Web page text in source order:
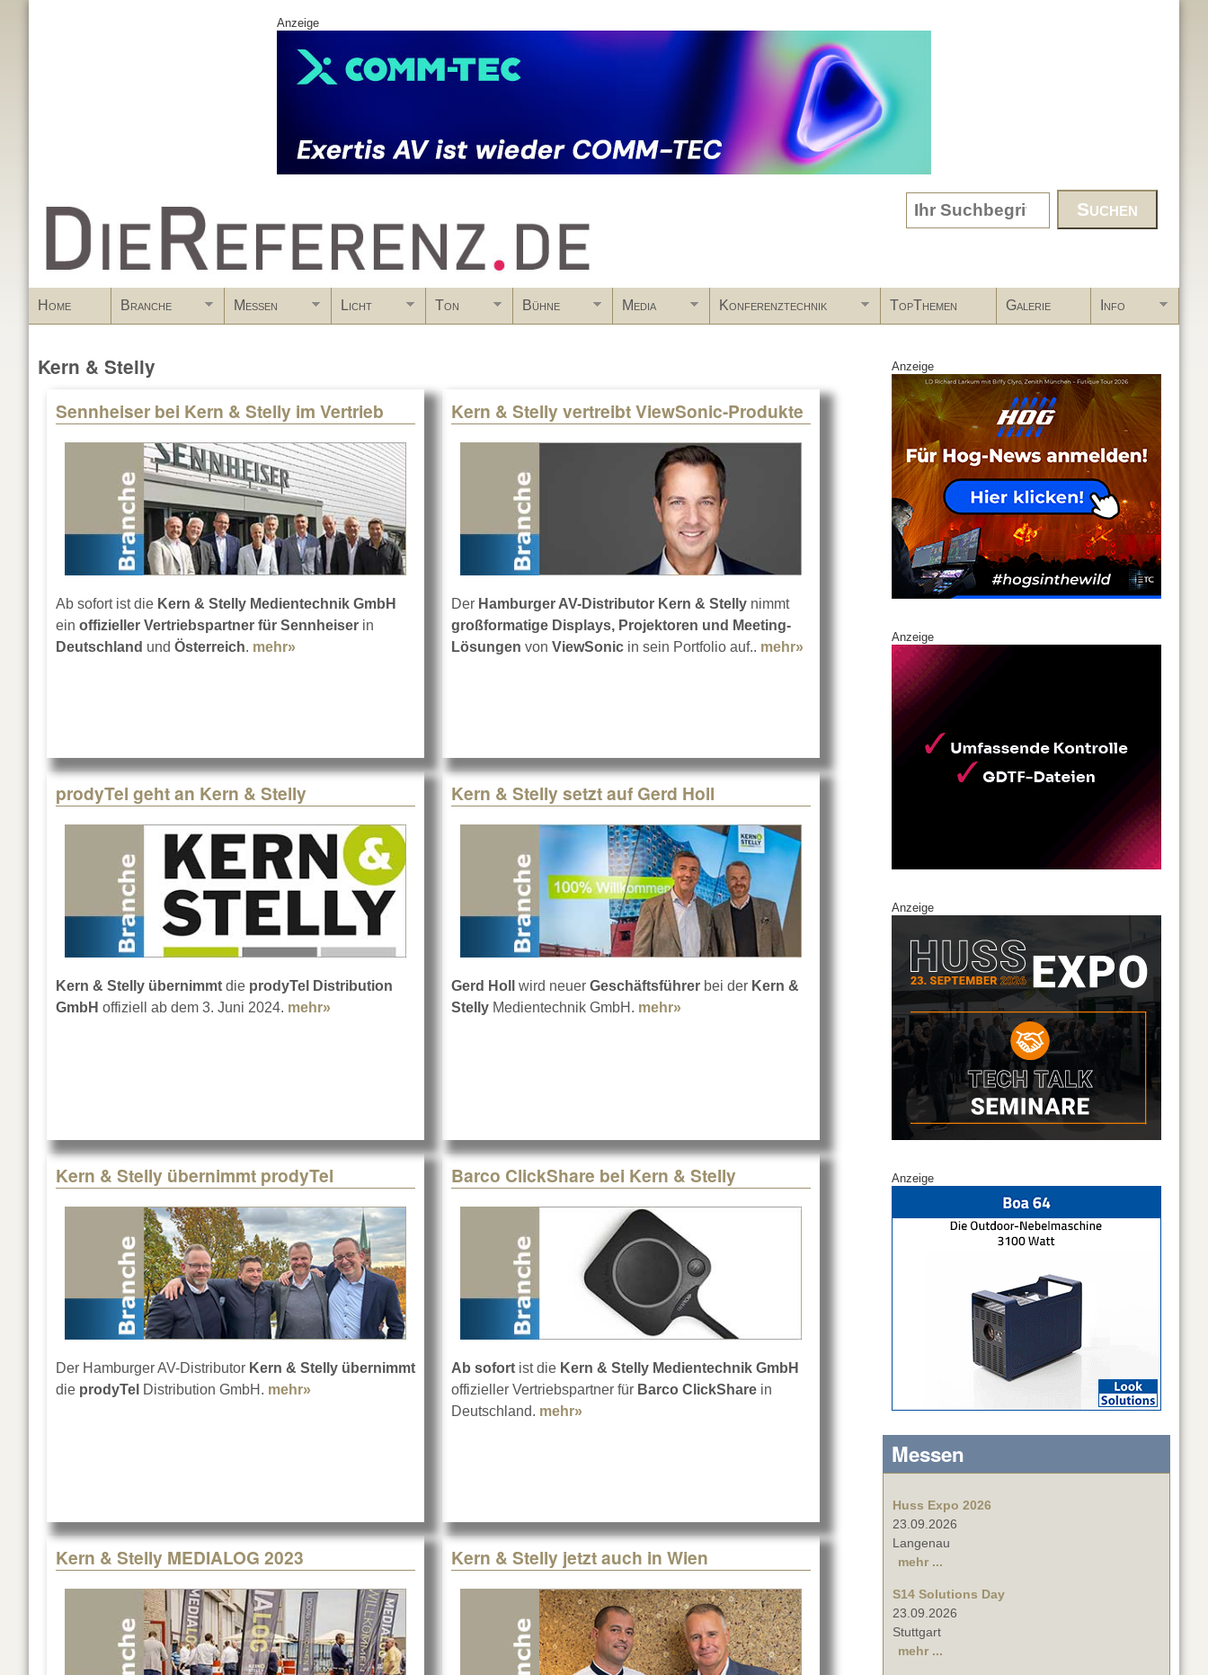
Anzeige
www.DieReferenz.de Search form
Home Branche Messen Licht Ton Bühne Media Konferenztechnik TopThemen Galerie Info
Kern & Stelly
Sennheiser bei Kern & Stelly im Vertrieb
Ab sofort ist die Kern & Stelly Medientechnik GmbH
ein offizieller Vertriebspartner für Sennheiser in
Deutschland und Österreich. mehr» about Sennheiser bei Kern & Stelly im Vertrieb
Kern & Stelly vertreibt ViewSonic-Produkte
Der Hamburger AV-Distributor Kern & Stelly nimmt
großformatige Displays, Projektoren und Meeting-
Lösungen von ViewSonic in sein Portfolio auf.. mehr» about Kern & Stelly vertreibt ViewSonic-Produkte
prodyTel geht an Kern & Stelly
Kern & Stelly übernimmt die prodyTel Distribution
GmbH offiziell ab dem 3. Juni 2024. mehr» about prodyTel geht an Kern & Stelly
Kern & Stelly setzt auf Gerd Holl
Gerd Holl wird neuer Geschäftsführer bei der Kern &
Stelly Medientechnik GmbH. mehr» about Kern & Stelly setzt auf Gerd Holl
Kern & Stelly übernimmt prodyTel
Der Hamburger AV-Distributor Kern & Stelly übernimmt
die prodyTel Distribution GmbH. mehr» about Kern & Stelly übernimmt prodyTel
Barco ClickShare bei Kern & Stelly
Ab sofort ist die Kern & Stelly Medientechnik GmbH
offizieller Vertriebspartner für Barco ClickShare in
Deutschland. mehr»
Kern & Stelly MEDIALOG 2023 Kern & Stelly jetzt auch in Wien
Pages
Anzeige
Anzeige
Anzeige
Anzeige
Messen
Huss Expo 2026
23.09.2026
Langenau
mehr ...
S14 Solutions Day
23.09.2026
Stuttgart
mehr ...